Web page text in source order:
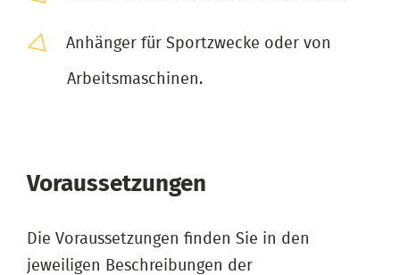
Anhänger für Sportzwecke oder von
Arbeitsmaschinen.
Voraussetzungen
Die Voraussetzungen finden Sie in den
jeweiligen Beschreibungen der